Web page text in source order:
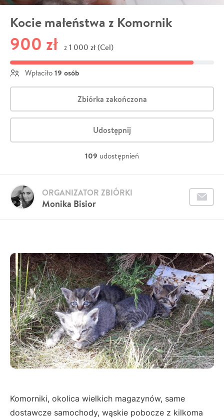
Kocie małeństwa z Komornik
900 zł z 1 000 zł (Cel)
Wpłaciło 19 osób
Zbiórka zakończona
Udostępnij
109 udostępnień
Monika Bisior
ORGANIZATOR ZBIÓRKI
Komorniki, okolica wielkich magazynów, same
dostawcze samochody, wąskie pobocze z kilkoma